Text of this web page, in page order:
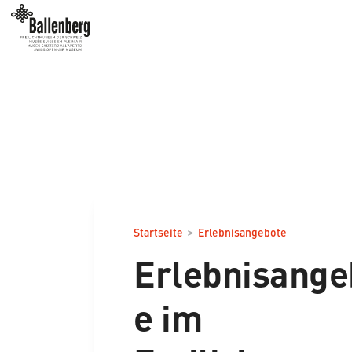
Startseite > Erlebnisangebote
e im